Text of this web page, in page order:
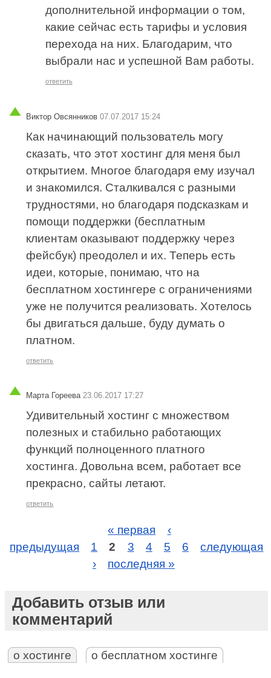
дополнительной информации о том,
какие сейчас есть тарифы и условия
перехода на них. Благодарим, что
выбрали нас и успешной Вам работы.
ответить
Виктор Овсянников 07.07.2017 15:24
Как начинающий пользователь могу
сказать, что этот хостинг для меня был
открытием. Многое благодаря ему изучал
и знакомился. Сталкивался с разными
трудностями, но благодаря подсказкам и
помощи поддержки (бесплатным
клиентам оказывают поддержку через
фейсбук) преодолел и их. Теперь есть
идеи, которые, понимаю, что на
бесплатном хостингере с ограничениями
уже не получится реализовать. Хотелось
бы двигаться дальше, буду думать о
платном.
ответить
Марта Гореева 23.06.2017 17:27
Удивительный хостинг с множеством
полезных и стабильно работающих
функций полноценного платного
хостинга. Довольна всем, работает все
прекрасно, сайты летают.
ответить
« первая
‹
предыдущая
1 2 3 4 5 6
следующая
›
последняя »
Добавить отзыв или
комментарий
о хостинге о бесплатном хостинге